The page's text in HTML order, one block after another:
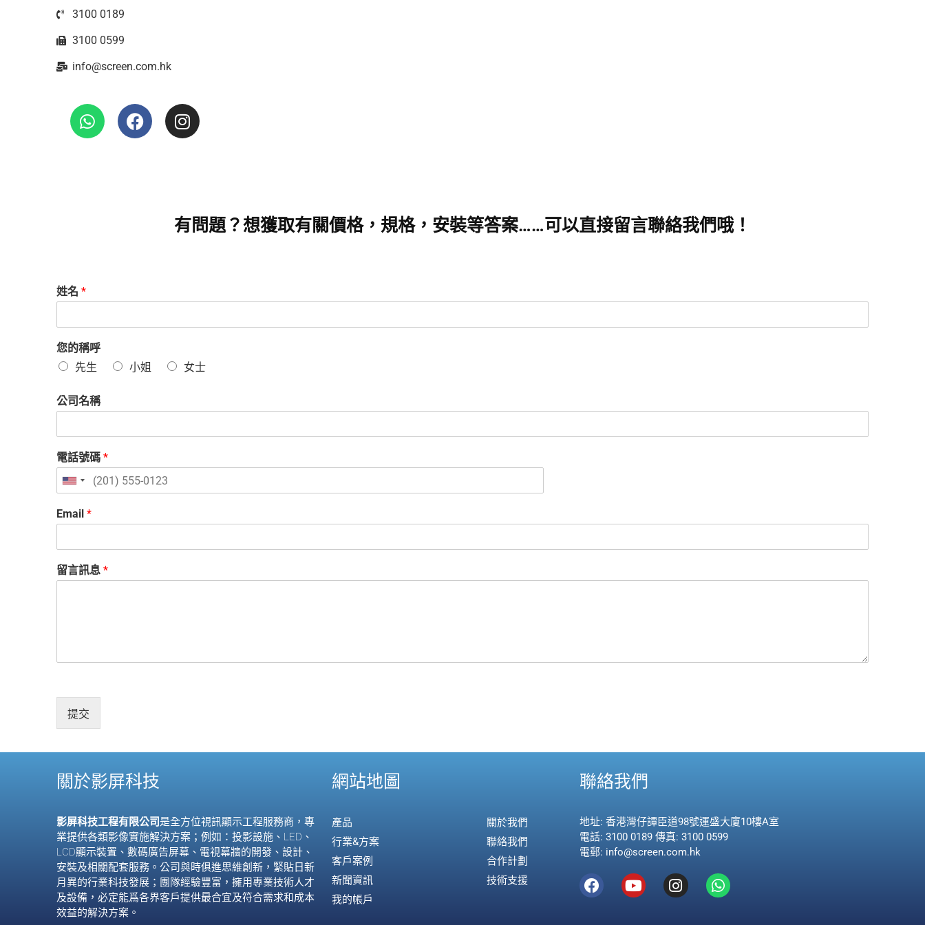
3100 0189
3100 0599
info@screen.com.hk
有問題？想獲取有關價格，規格，安裝等答案……可以直接留言聯絡我們哦！
姓名 *
您的稱呼
先生
小姐 女士
公司名稱
電話號碼 *
U
i
e
d
t
s
+
Email *
留言訊息 *
提交
關於影屏科技
影屏科技工程有限公司是全方位視訊顯示工程服務商，專
業提供各類影像實施解決方案；例如：投影設施、 LED 、
LCD顯示裝置、數碼廣告屏幕、電視幕牆的開發、設計、
安裝及相關配套服務。公司與時俱進思維創新，緊貼日新
月異的行業科技發展；團隊經驗豐富，擁用專業技術人才
及設備，必定能爲各界客戶提供最合宜及符合需求和成本
效益的解決方案。
網站地圖
產品
行業&方案
客戶案例
新聞資訊
我的帳戶
關於我們
聯絡我們
合作計劃
技術支援
聯絡我們
地址: 香港灣仔譚臣道98號運盛大廈10樓A室
電話: 3100 0189 傳真: 3100 0599
電郵: info@screen.com.hk